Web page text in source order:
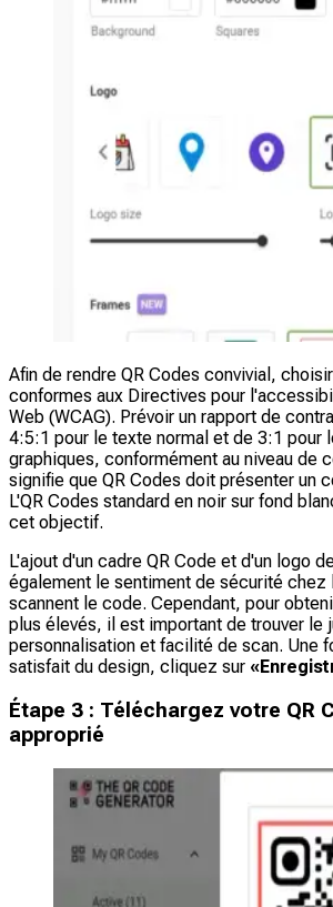
Afin de rendre QR Codes convivial,
conformes aux Directives pour
Web (WCAG). Prévoir un rapport de
4:5:1 pour le texte normal et de 3:1 pour
graphiques, conformément au niveau de
signifie que QR Codes doit présenter un
L'QR Codes standard en noir sur fond
cet objectif.
L'ajout d'un cadre QR Code et d'un logo
également le sentiment de sécurité chez
scannent le code. Cependant, pour
plus élevés, il est important de trouver le
personnalisation et facilité de scan. Une
satisfait du design, cliquez sur
Étape 3 : Téléchargez votre QR
approprié